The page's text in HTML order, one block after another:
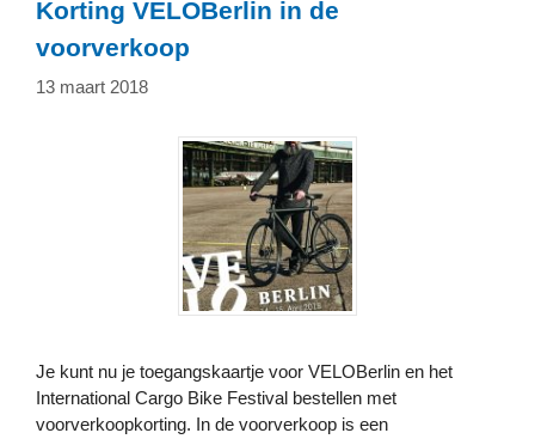
Korting VELOBerlin in de
voorverkoop
13 maart 2018
Je kunt nu je toegangskaartje voor VELOBerlin en het
International Cargo Bike Festival bestellen met
voorverkoopkorting. In de voorverkoop is een